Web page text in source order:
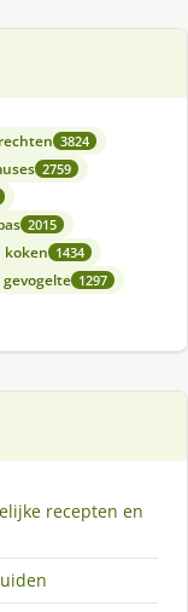
3824
2759
2015
koken 1434
gevogelte 1297
recepten en